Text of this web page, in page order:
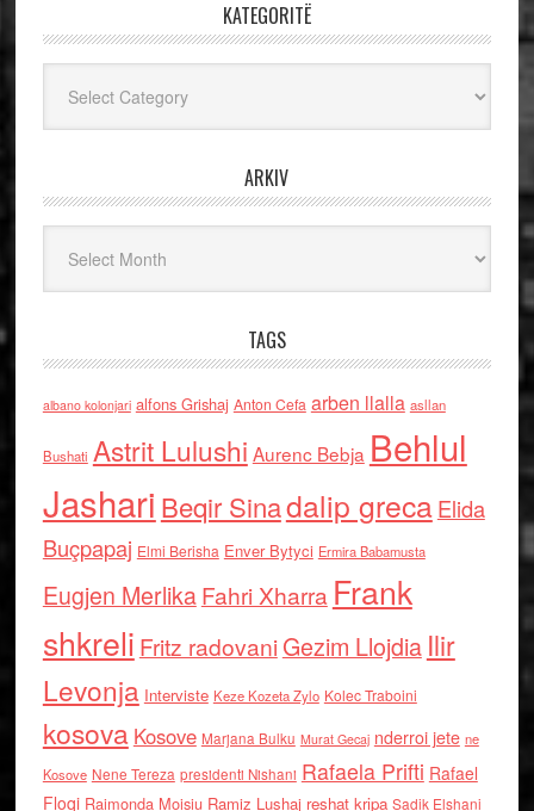
KATEGORITË
ARKIV
TAGS
albano kolonjari alfons Grishaj Anton Cefa arben llalla asllan
Bushati Astrit Lulushi Aurenc Bebja Behlul
Jashari Beqir Sinadalip grecaElida
Buçpapaj Elmi Berisha Enver Bytyci Ermira Babamusta
Eugjen MerlikaFahri Xharra Frank
shkreli Fritz radovaniGezim Llojdia Ilir
Levonja Interviste Keze Kozeta Zylo Kolec Traboini
kosova Kosove Marjana Bulku Murat Gecaj nderroi jete ne
Kosove Nene Tereza presidenti Nishani Rafaela Prifti Rafael
Floqi Raimonda Moisiu Ramiz Lushaj reshat kripa Sadik Elshani